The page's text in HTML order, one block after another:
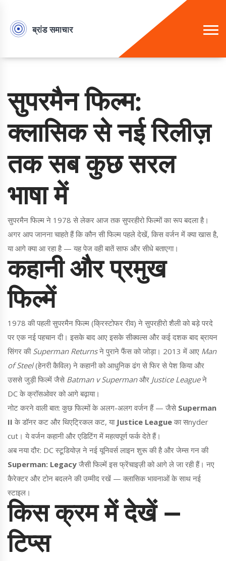
सुपरमैन फिल्म:
क्लासिक से नई रिलीज़
तक सब कुछ सरल
भाषा में
सुपरमैन फिल्म ने 1978 से लेकर आज तक सुपरहीरो फिल्मों का रूप बदला है।
अगर आप जानना चाहते हैं कि कौन सी फिल्म पहले देखें, किस वर्जन में क्या खास है,
या आगे क्या आ रहा है — यह पेज वही बातें साफ और सीधे बताएगा।
कहानी और प्रमुख
फिल्में
1978 की पहली सुपरमैन फिल्म (क्रिस्टोफर रीव) ने सुपरहीरो शैली को बड़े परदे
पर एक नई पहचान दी। इसके बाद आए इसके सीक्वल्स और कई दशक बाद ब्रायन
सिंगर की Superman Returnsने पुराने फैंस को जोड़ा। 2013 में आए Man
of Steel(हेनरी कैविल) ने कहानी को आधुनिक ढंग से फिर से पेश किया और
उससे जुड़ी फिल्में जैसे Batman v Supermanऔर Justice Leagueने
DC के क्रॉसओवर को आगे बढ़ाया।
नोट करने वाली बात: कुछ फिल्मों के अलग-अलग वर्जन हैं — जैसे Superman
II के डॉनर कट और थिएट्रिकल कट, या Justice League का सnyder
cut। ये वर्जन कहानी और एडिटिंग में महत्वपूर्ण फर्क देते हैं।
अब नया दौर: DC स्टूडियोज़ ने नई यूनिवर्स लाइन शुरू की है और जेम्स गन की
Superman: Legacy जैसी फिल्में इस फ्रेंचाइज़ी को आगे ले जा रही हैं। नए
कैरेक्टर और टोन बदलने की उम्मीद रखें — क्लासिक भावनाओं के साथ नई
स्टाइल।
किस क्रम में देखें —
टिप्स